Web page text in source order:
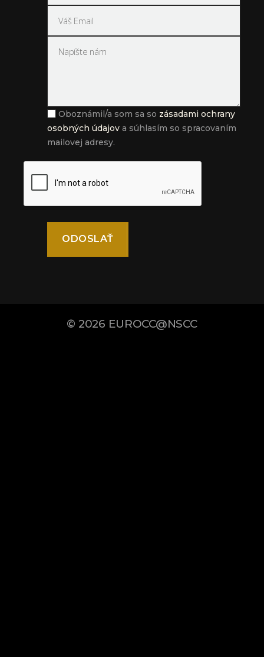
Oboznámil/a som sa so zásadami ochrany
osobných údajov a súhlasím so spracovaním
mailovej adresy.
© 2026 EUROCC@NSCC